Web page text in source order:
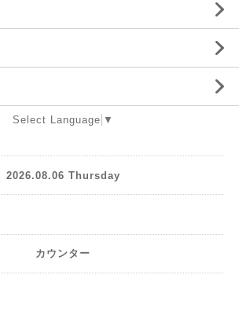
Select Language ▼
2026.08.06 Thursday
カウンター